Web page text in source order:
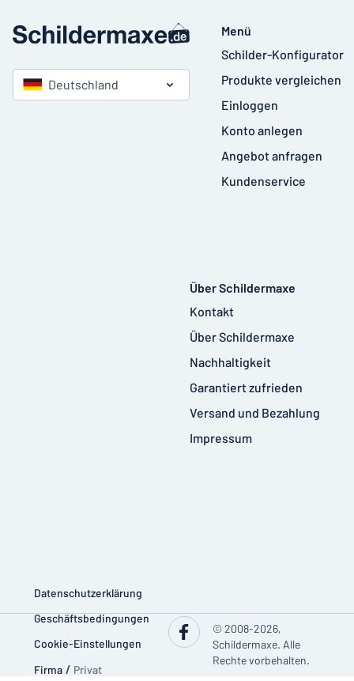
Deutschland
Menü
Schilder-Konfigurator
Produkte vergleichen
Einloggen
Konto anlegen
Angebot anfragen
Kundenservice
Über Schildermaxe
Kontakt
Über Schildermaxe
Nachhaltigkeit
Garantiert zufrieden
Versand und Bezahlung
Impressum
Datenschutzerklärung
Geschäftsbedingungen
Cookie-Einstellungen
Firma / Privat
© 2008-2026,
Schildermaxe. Alle
Rechte vorbehalten.